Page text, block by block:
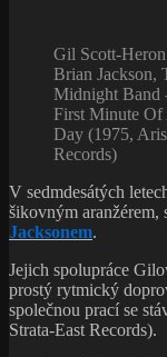
Gil Scott-
Brian Jackson,
Midnight Band
First Minute
Day (1975,
Records)
V sedmdesátých
šikovným aranžérem,
Jacksonem.
Jejich spolupráce
prostý rytmický
společnou prací se
Strata-East Records).